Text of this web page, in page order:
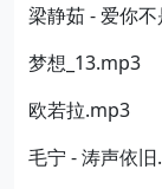
梁静茹 - 爱你
梦想_13.mp3
欧若拉.mp3
毛宁 - 涛声依